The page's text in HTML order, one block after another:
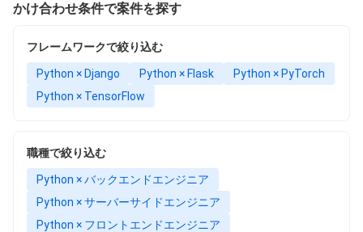
かけ合わせ条件で案件を探す
フレームワークで絞り込む
Python × Django Python × Flask
Python × PyTorch
Python × TensorFlow
職種で絞り込む
Python × バックエンドエンジニア
Python × サーバーサイドエンジニア
Python × フロントエンドエンジニア